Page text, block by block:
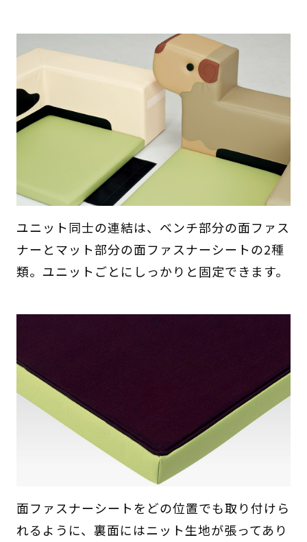
ユニット同士の連結は、ベンチ部分の面ファス
ナーとマット部分の面ファスナーシートの2種
類。ユニットごとにしっかりと固定できます。
面ファスナーシートをどの位置でも取り付けら
れるように、裏面にはニット生地が張ってあり